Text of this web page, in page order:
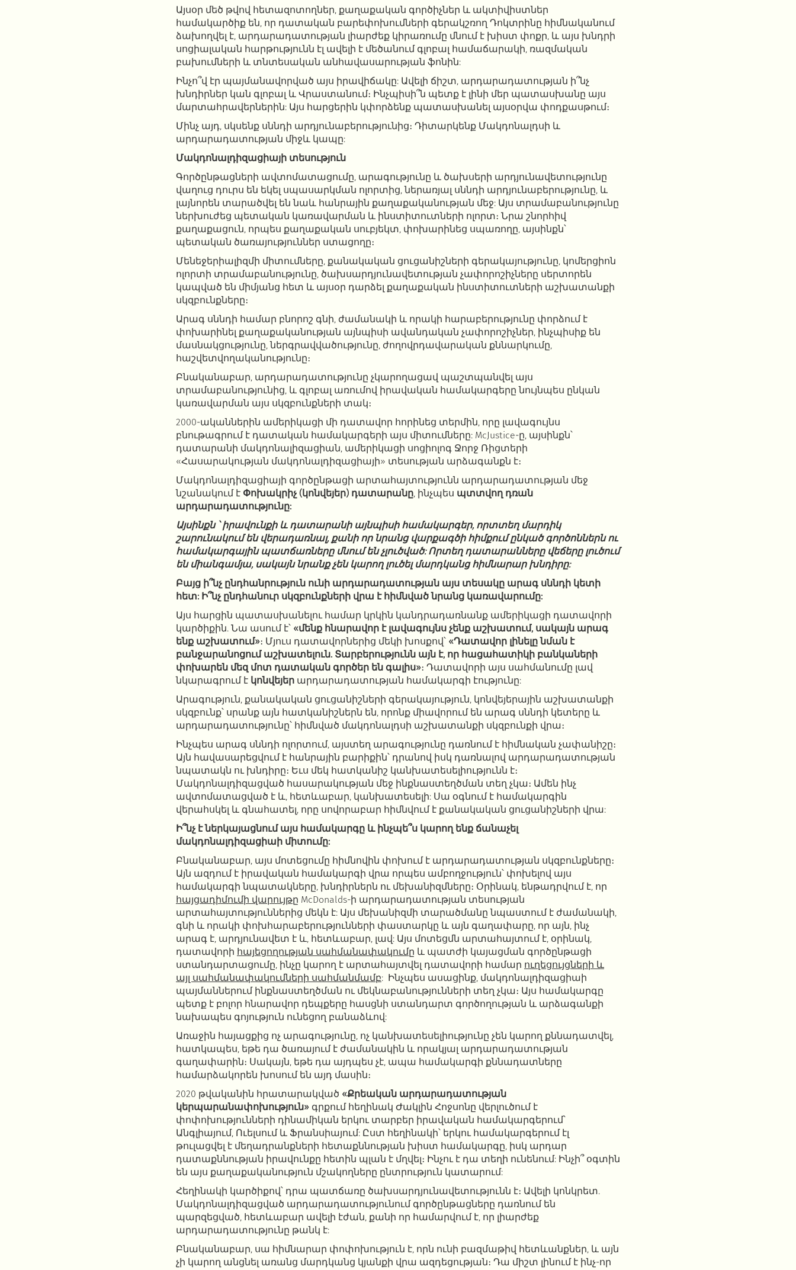
Այսօր մեծ թվով հետազոտողներ, քաղաքական գործիչներ և ակտիվիստներ
համակարծիք են, որ դատական բարեփոխումների գերակշռող Դոկտրինը հիմնականում
ձախողվել է, արդարադատության լիարժեք կիրառումը մնում է խիստ փոքր, և այս խնդրի
սոցիալական հարթությունն էլ ավելի է մեծանում գլոբալ համաճարակի, ռազմական
բախումների և տնտեսական անհավասարության ֆոնին:
Ինչո՞վ էր պայմանավորված այս իրավիճակը: Ավելի ճիշտ, արդարադատության ի՞նչ
խնդիրներ կան գլոբալ և Վրաստանում։ Ինչպիսի՞ն պետք է լինի մեր պատասխանը այս
մարտահրավերներին: Այս հարցերին կփորձենք պատասխանել այսօրվա փոդքասթում։
Մինչ այդ, սկսենք սննդի արդյունաբերությունից։ Դիտարկենք Մակդոնալդսի և
արդարադատության միջև կապը:
Մակդոնալդիզացիայի տեսություն
Գործընթացների ավտոմատացումը, արագությունը և ծախսերի արդյունավետությունը
վաղուց դուրս են եկել սպասարկման ոլորտից, ներառյալ սննդի արդյունաբերությունը, և
լայնորեն տարածվել են նաև հանրային քաղաքականության մեջ: Այս տրամաբանությունը
ներխուժեց պետական ​​կառավարման և ինստիտուտների ոլորտ։ Նրա շնորհիվ
քաղաքացուն, որպես քաղաքական սուբյեկտ, փոխարինեց սպառողը, այսինքն՝
պետական ​​ծառայություններ ստացողը։
Մենեջերիալիզմի միտումները, քանակական ցուցանիշների գերակայությունը, կոմերցիոն
ոլորտի տրամաբանությունը, ծախսարդյունավետության չափորոշիչները սերտորեն
կապված են միմյանց հետ և այսօր դարձել քաղաքական ինստիտուտների աշխատանքի
սկզբունքները։
Արագ սննդի համար բնորոշ գնի, ժամանակի և որակի հարաբերությունը փորձում է
փոխարինել քաղաքականության այնպիսի ավանդական չափորոշիչներ, ինչպիսիք են
մասնակցությունը, ներգրավվածությունը, ժողովրդավարական քննարկումը,
հաշվետվողականությունը։
Բնականաբար, արդարադատությունը չկարողացավ պաշտպանվել այս
տրամաբանությունից, և գլոբալ առումով իրավական համակարգերը նույնպես ընկան
կառավարման այս սկզբունքների տակ։
2000-ականներին ամերիկացի մի դատավոր հորինեց տերմին, որը լավագույնս
բնութագրում է դատական ​​համակարգերի այս միտումները: McJustice-ը, այսինքն՝
դատարանի մակդոնալիզացիան, ամերիկացի սոցիոլոգ Ջորջ Ռիցտերի
«Հասարակության մակդոնալդիզացիայի» տեսության արձագանքն է։
Մակդոնալդիզացիայի գործընթացի արտահայտությունն արդարադատության մեջ
նշանակում է Փոխակրիչ (կոնվեյեր) դատարանը, ինչպես պտտվող դռան
արդարադատությունը:
Այսինքն ՝ իրավունքի և դատարանի այնպիսի համակարգեր, որտտեղ մարդիկ
շարունակում են վերադառնալ, քանի որ նրանց վարքագծի հիմքում ընկած գործոններն ու
համակարգային պատճառները մնում են չլուծված: Որտեղ դատարանները վեճերը լուծում
են միանգամյա, սակայն նրանք չեն կարող լուծել մարդկանց հիմնարար խնդիրը:
Բայց ի՞նչ ընդհանրություն ունի արդարադատության այս տեսակը արագ սննդի կետի
հետ: Ի՞նչ ընդհանուր սկզբունքների վրա է հիմնված նրանց կառավարումը:
Այս հարցին պատասխանելու համար կրկին կանդրադառնանք ամերիկացի դատավորի
կարծիքին. Նա ասում է՝ «մենք հնարավոր է լավագույնս չենք աշխատում, սակայն արագ
ենք աշխատում»։ Մյուս դատավորներից մեկի խոսքով՝ «Դատավոր լինելը նման է
բանջարանոցում աշխատելուն. Տարբերությունն այն է, որ հացահատիկի բանկաների
փոխարեն մեզ մոտ դատական գործեր են գալիս»։ Դատավորի այս սահմանումը լավ
նկարագրում է կոնվեյեր արդարադատության համակարգի էությունը:
Արագություն, քանակական ցուցանիշների գերակայություն, կոնվեյերային աշխատանքի
սկզբունք՝ սրանք այն հատկանիշներն են, որոնք միավորում են արագ սննդի կետերը և
արդարադատությունը՝ հիմնված մակդոնալդսի աշխատանքի սկզբունքի վրա։
Ինչպես արագ սննդի ոլորտում, այստեղ արագությունը դառնում է հիմնական չափանիշը։
Այն հավասարեցվում է հանրային բարիքին՝ դրանով իսկ դառնալով արդարադատության
նպատակն ու խնդիրը։ Եւս մեկ հատկանիշ կանխատեսելիությունն է։
Մակդոնալդիզացված հասարակության մեջ ինքնաստեղծման տեղ չկա։ Ամեն ինչ
ավտոմատացված է և, հետևաբար, կանխատեսելի: Սա օգնում է համակարգին
վերահսկել և գնահատել, որը սովորաբար հիմնվում է քանակական ցուցանիշների վրա:
Ի՞նչ է ներկայացնում այս համակարգը և ինչպե՞ս կարող ենք ճանաչել
մակդոնալդիզացիաի միտումը:
Բնականաբար, այս մոտեցումը հիմնովին փոխում է արդարադատության սկզբունքները։
Այն ազդում է իրավական համակարգի վրա որպես ամբողջություն՝ փոխելով այս
համակարգի նպատակները, խնդիրներն ու մեխանիզմները։ Օրինակ, ենթադրվում է, որ
հայցադիմումի վարույթը McDonalds-ի արդարադատության տեսության
արտահայտություններից մեկն է: Այս մեխանիզմի տարածմանը նպաստում է ժամանակի,
գնի և որակի փոխհարաբերությունների փաստարկը և այն գաղափարը, որ այն, ինչ
արագ է, արդյունավետ է և, հետևաբար, լավ: Այս մոտեցմն արտահայտում է, օրինակ,
դատավորի հայեցողության սահմանափակումը և պատժի կայացման գործընթացի
ստանդարտացումը, ինչը կարող է արտահայտվել դատավորի համար ուղեցույցների և
այլ սահմանափակումների սահմանմամբ: Ինչպես ասացինք, մակդոնալդիզացիաի
պայմաններում ինքնաստեղծման ու մեկնաբանությունների տեղ չկա։ Այս համակարգը
պետք է բոլոր հնարավոր դեպքերը հասցնի ստանդարտ գործողության և արձագանքի
նախապես գոյություն ունեցող բանաձևով:
Առաջին հայացքից ոչ արագությունը, ոչ կանխատեսելիությունը չեն կարող քննադատվել,
հատկապես, եթե դա ծառայում է ժամանակին և որակյալ արդարադատության
գաղափարին։ Սակայն, եթե դա այդպես չէ, ապա համակարգի քննադատները
համարձակորեն խոսում են այդ մասին։
2020 թվականին հրատարակված «Քրեական արդարադատության
կերպարանափոխություն» գրքում հեղինակ Ժակլին Հոջսոնը վերլուծում է
փոփոխությունների դինամիկան երկու տարբեր իրավական համակարգերում՝
Անգլիայում, Ուելսում և Ֆրանսիայում: Ըստ հեղինակի՝ երկու համակարգերում էլ
թուլացվել է մեղադրանքների հետաքննության խիստ համակարգը, իսկ արդար
դատաքննության իրավունքը հետին պլան է մղվել։ Ինչու է դա տեղի ունենում: Ինչի՞ օգտին
են այս քաղաքականություն մշակողները ընտրություն կատարում:
Հեղինակի կարծիքով՝ դրա պատճառը ծախսարդյունավետությունն է։ Ավելի կոնկրետ.
Մակդոնալդիզացված արդարադատությունում գործընթացները դառնում են
պարզեցված, հետևաբար ավելի էժան, քանի որ համարվում է, որ լիարժեք
արդարադատությունը թանկ է:
Բնականաբար, սա հիմնարար փոփոխություն է, որն ունի բազմաթիվ հետևանքներ, և այն
չի կարող անցնել առանց մարդկանց կյանքի վրա ազդեցության։ Դա միշտ լինում է ինչ-որ